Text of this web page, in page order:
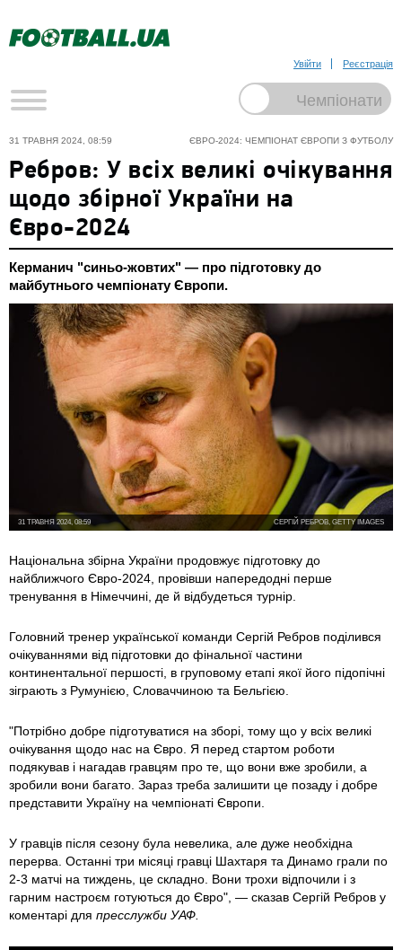
Увійти Реєстрація
ЄВРО-2024: ЧЕМПІОНАТ ЄВРОПИ З ФУТБОЛУ
31 ТРАВНЯ 2024, 08:59
Ребров: У всіх великі очікування
щодо збірної України на
Євро-2024
Керманич "синьо-жовтих" — про підготовку до
майбутнього чемпіонату Європи.
СЕРГІЙ РЕБРОВ, GETTY IMAGES
31 ТРАВНЯ 2024, 08:59
Національна збірна України продовжує підготовку до
найближчого Євро-2024, провівши напередодні перше
тренування в Німеччині, де й відбудеться турнір.
Головний тренер української команди Сергій Ребров поділився
очікуваннями від підготовки до фінальної частини
континентальної першості, в груповому етапі якої його підопічні
зіграють з Румунією, Словаччиною та Бельгією.
"Потрібно добре підготуватися на зборі, тому що у всіх великі
очікування щодо нас на Євро. Я перед стартом роботи
подякував і нагадав гравцям про те, що вони вже зробили, а
зробили вони багато. Зараз треба залишити це позаду і добре
представити Україну на чемпіонаті Європи.
У гравців після сезону була невелика, але дуже необхідна
перерва. Останні три місяці гравці Шахтаря та Динамо грали по
2-3 матчі на тиждень, це складно. Вони трохи відпочили і з
гарним настроєм готуються до Євро", — сказав Сергій Ребров у
коментарі для пресслужби УАФ.